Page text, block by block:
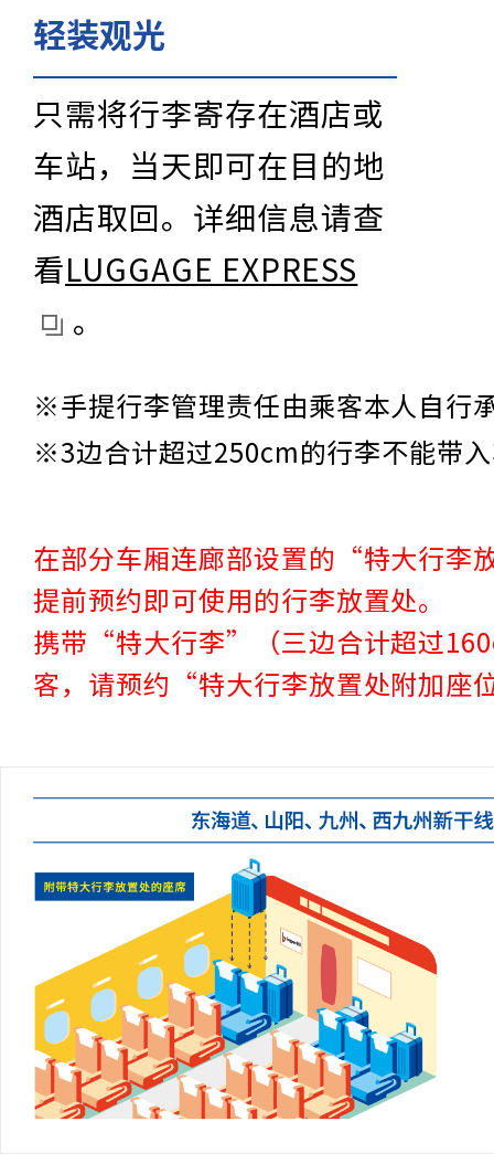
轻装观光
只需将行李寄存在酒店或
车站，当天即可在目的地
酒店取回。详细信息请查
看LUGGAGE EXPRESS
。
※手提行李管理责任由乘客本人自行
※3边合计超过250cm的行李不能带
在部分车厢连廊部设置的“特大行李
提前预约即可使用的行李放置处。
携带“特大行李”（三边合计超过
客，请预约“特大行李放置处附加座